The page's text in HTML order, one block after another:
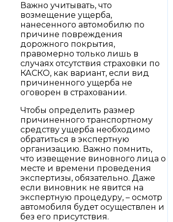
Важно учитывать, что
возмещение ущерба,
нанесенного автомобилю по
причине повреждения
дорожного покрытия,
правомерно только лишь в
случаях отсутствия страховки по
КАСКО, как вариант, если вид
причиненного ущерба не
оговорен в страховании.
Чтобы определить размер
причиненного транспортному
средству ущерба необходимо
обратиться в экспертную
организацию. Важно помнить,
что извещение виновного лица о
месте и времени проведения
экспертизы, обязательно. Даже
если виновник не явится на
экспертную процедуру, – осмотр
автомобиля будет осуществлен и
без его присутствия.